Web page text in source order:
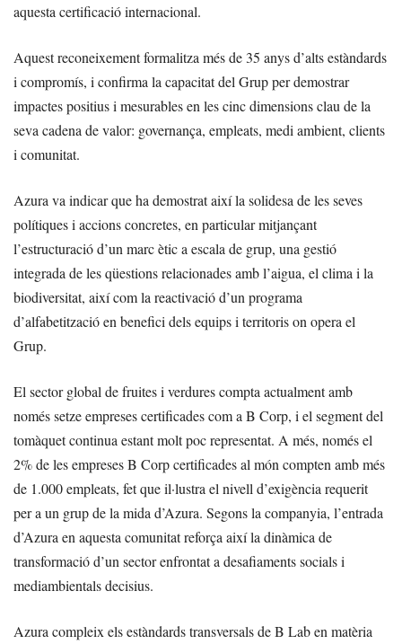
aquesta certificació internacional.
Aquest reconeixement formalitza més de 35 anys d’alts estàndards
i compromís, i confirma la capacitat del Grup per demostrar
impactes positius i mesurables en les cinc dimensions clau de la
seva cadena de valor: governança, empleats, medi ambient, clients
i comunitat.
Azura va indicar que ha demostrat així la solidesa de les seves
polítiques i accions concretes, en particular mitjançant
l’estructuració d’un marc ètic a escala de grup, una gestió
integrada de les qüestions relacionades amb l’aigua, el clima i la
biodiversitat, així com la reactivació d’un programa
d’alfabetització en benefici dels equips i territoris on opera el
Grup.
El sector global de fruites i verdures compta actualment amb
només setze empreses certificades com a B Corp, i el segment del
tomàquet continua estant molt poc representat. A més, només el
2% de les empreses B Corp certificades al món compten amb més
de 1.000 empleats, fet que il·lustra el nivell d’exigència requerit
per a un grup de la mida d’Azura. Segons la companyia, l’entrada
d’Azura en aquesta comunitat reforça així la dinàmica de
transformació d’un sector enfrontat a desafiaments socials i
mediambientals decisius.
Azura compleix els estàndards transversals de B Lab en matèria